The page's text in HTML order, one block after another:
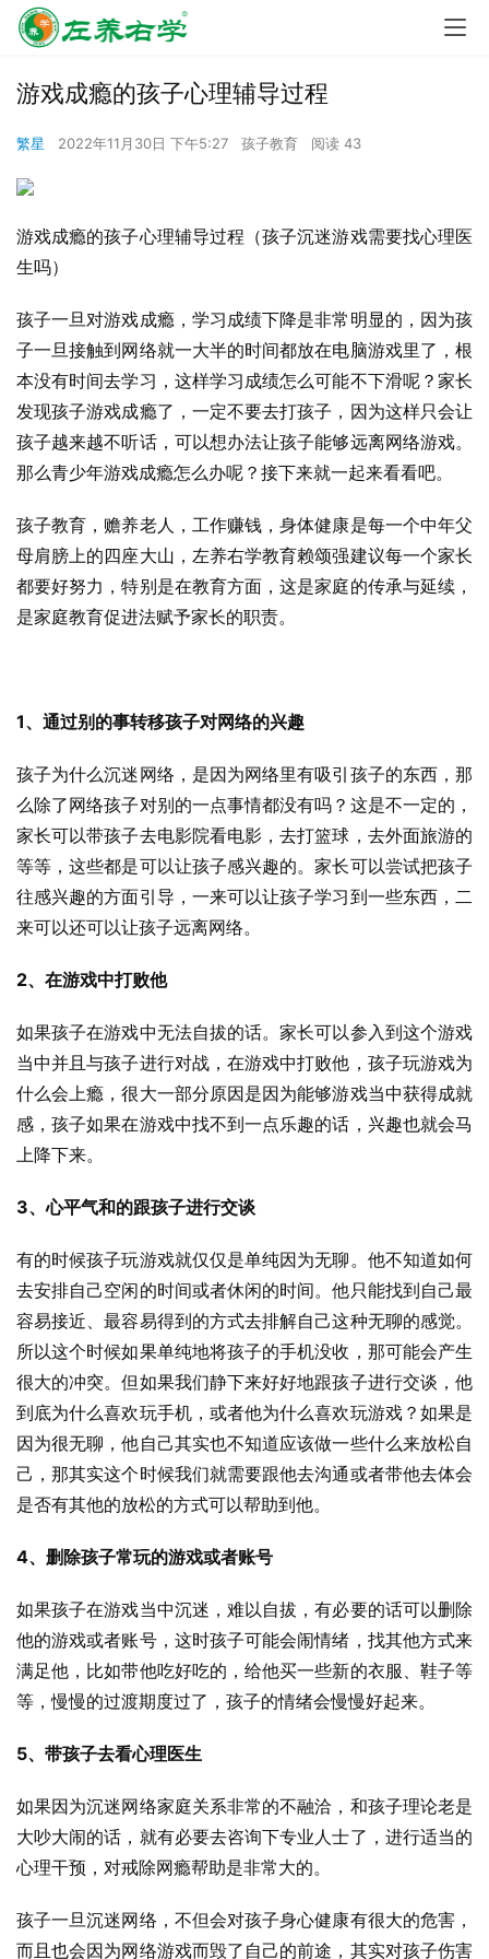
游戏成瘾的孩子心理辅导过程
繁星 2022年11月30日 下午5:27 孩子教育 阅读 43
游戏成瘾的孩子心理辅导过程（孩子沉迷游戏需要找心理医
生吗）
孩子一旦对游戏成瘾，学习成绩下降是非常明显的，因为孩
子一旦接触到网络就一大半的时间都放在电脑游戏里了，根
本没有时间去学习，这样学习成绩怎么可能不下滑呢？家长
发现孩子游戏成瘾了，一定不要去打孩子，因为这样只会让
孩子越来越不听话，可以想办法让孩子能够远离网络游戏。
那么青少年游戏成瘾怎么办呢？接下来就一起来看看吧。
孩子教育，赡养老人，工作赚钱，身体健康是每一个中年父
母肩膀上的四座大山，左养右学教育赖颂强建议每一个家长
都要好努力，特别是在教育方面，这是家庭的传承与延续，
是家庭教育促进法赋予家长的职责。
1、通过别的事转移孩子对网络的兴趣
孩子为什么沉迷网络，是因为网络里有吸引孩子的东西，那
么除了网络孩子对别的一点事情都没有吗？这是不一定的，
家长可以带孩子去电影院看电影，去打篮球，去外面旅游的
等等，这些都是可以让孩子感兴趣的。家长可以尝试把孩子
往感兴趣的方面引导，一来可以让孩子学习到一些东西，二
来可以还可以让孩子远离网络。
2、在游戏中打败他
如果孩子在游戏中无法自拔的话。家长可以参入到这个游戏
当中并且与孩子进行对战，在游戏中打败他，孩子玩游戏为
什么会上瘾，很大一部分原因是因为能够游戏当中获得成就
感，孩子如果在游戏中找不到一点乐趣的话，兴趣也就会马
上降下来。
3、心平气和的跟孩子进行交谈
有的时候孩子玩游戏就仅仅是单纯因为无聊。他不知道如何
去安排自己空闲的时间或者休闲的时间。他只能找到自己最
容易接近、最容易得到的方式去排解自己这种无聊的感觉。
所以这个时候如果单纯地将孩子的手机没收，那可能会产生
很大的冲突。但如果我们静下来好好地跟孩子进行交谈，他
到底为什么喜欢玩手机，或者他为什么喜欢玩游戏？如果是
因为很无聊，他自己其实也不知道应该做一些什么来放松自
己，那其实这个时候我们就需要跟他去沟通或者带他去体会
是否有其他的放松的方式可以帮助到他。
4、删除孩子常玩的游戏或者账号
如果孩子在游戏当中沉迷，难以自拔，有必要的话可以删除
他的游戏或者账号，这时孩子可能会闹情绪，找其他方式来
满足他，比如带他吃好吃的，给他买一些新的衣服、鞋子等
等，慢慢的过渡期度过了，孩子的情绪会慢慢好起来。
5、带孩子去看心理医生
如果因为沉迷网络家庭关系非常的不融洽，和孩子理论老是
大吵大闹的话，就有必要去咨询下专业人士了，进行适当的
心理干预，对戒除网瘾帮助是非常大的。
孩子一旦沉迷网络，不但会对孩子身心健康有很大的危害，
而且也会因为网络游戏而毁了自己的前途，其实对孩子伤害